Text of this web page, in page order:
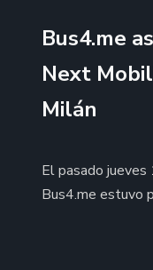
Bus4.me
Next
Milán
El pasado
Bus4.me estuvo